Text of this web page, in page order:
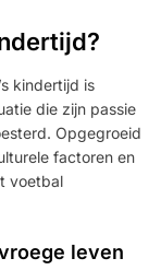
kindertijd is
die zijn passie
Opgegroeid
factoren en
voetbal
leven